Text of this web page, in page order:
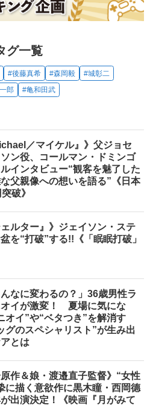
グ一覧
#後藤真希 #森岡毅
#城彰二
郎 #亀和田武
／マイケル』》父ジョセ
ン役、コールマン・ドミンゴ
インタビュー“観客を魅了した
父親像への想いを語る”《日本
破》
ェルター』》ジェイソン・ステ
を“打破”する!!《「眠眠打破」
んなに変わるの？」36歳男性ラ
オイが激変！ 夏場に気にな
オイ”や“ベタつき”を解消す
グのスペシャリスト”が生み出
とは
原作＆娘・渡邉直子監督》“女性
に描く意欲作に黒木瞳・西岡德
出演決定！《映画『月がみて